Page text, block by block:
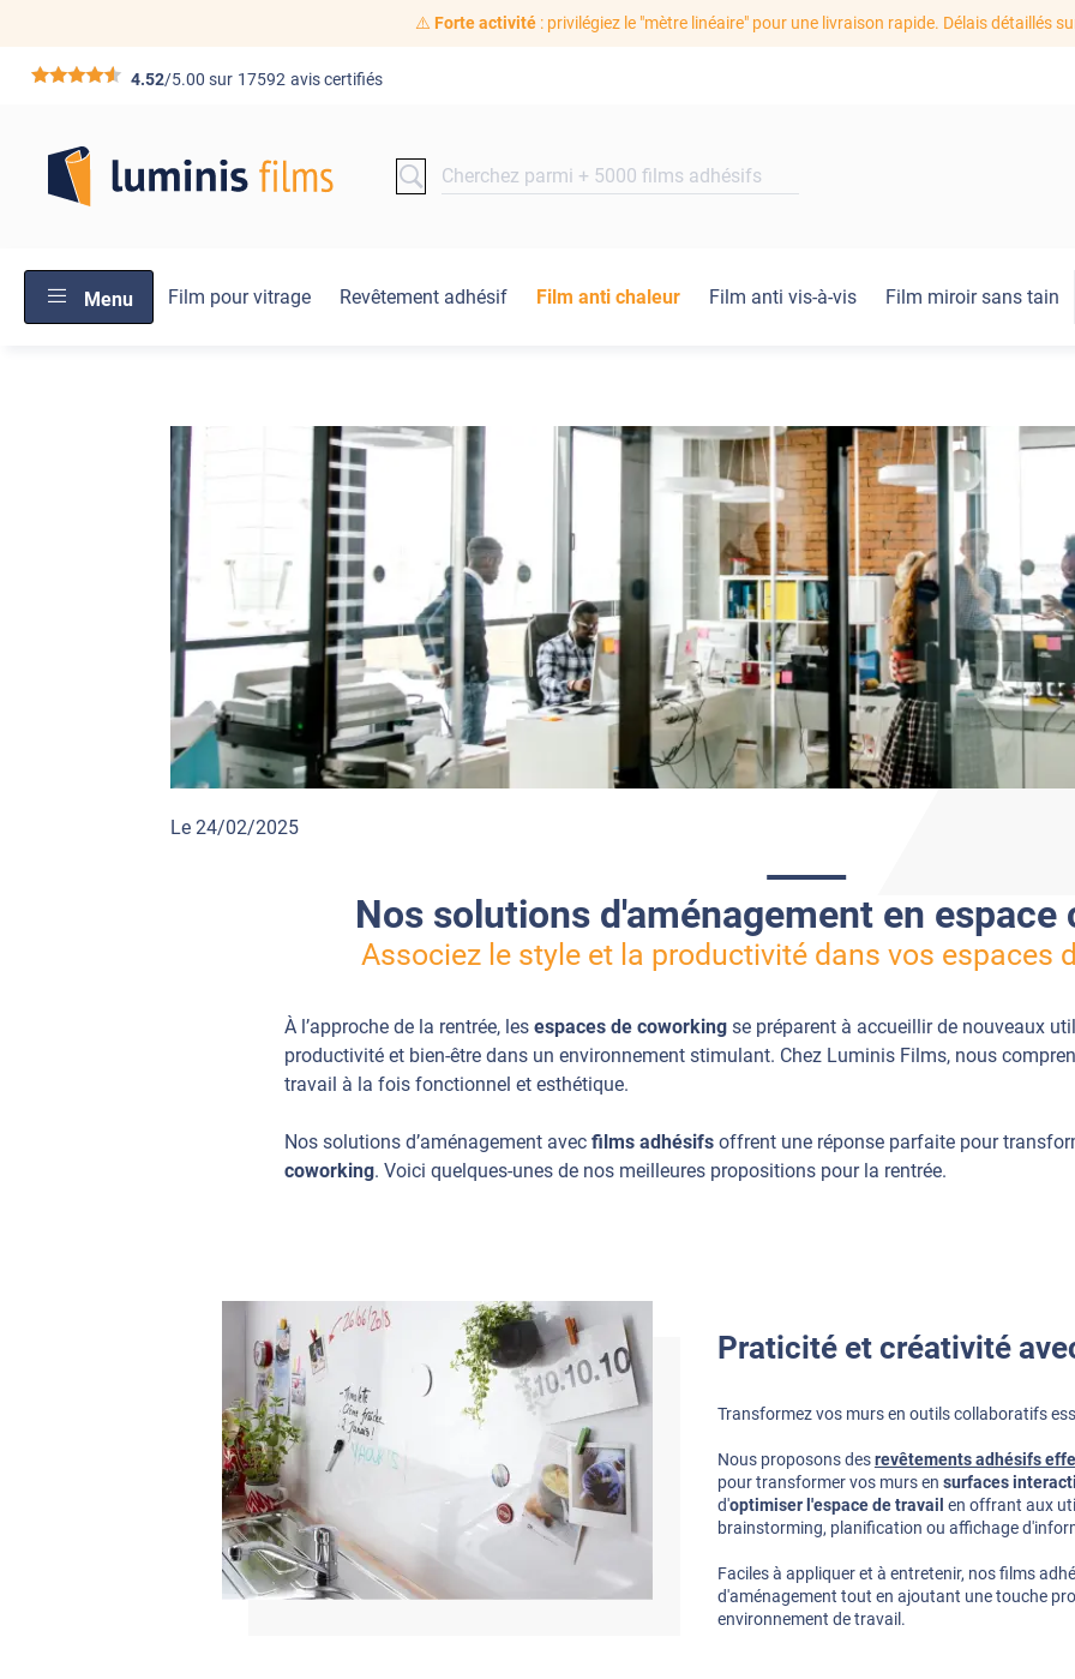
⚠️ Forte activité: privilégiez le "mètre linéaire" pour une livraison rapide. Délais détaillés
*****4.52/5.00 sur 17592 avis certifiés
Menu Film pour vitrage Revêtement adhésif Film anti chaleur Film anti vis-à-vis Film miroir sans tain
Le 24/02/2025
Nos solutions d'aménagement en espace
Associez le style et la productivité dans vos espaces
À l’approche de la rentrée, les espaces de coworking se préparent à accueillir de nouveaux
productivité et bien-être dans un environnement stimulant. Chez Luminis Films, nous
travail à la fois fonctionnel et esthétique.
Nos solutions d’aménagement avec films adhésifs offrent une réponse parfaite pour
coworking. Voici quelques-unes de nos meilleures propositions pour la rentrée.
Praticité et créativité
Transformez vos murs en outils collaboratifs
Nous proposons desrevêtements adhésifs
pour transformer vos murs en surfaces
d'optimiser l'espace de travail en offrant aux
brainstorming, planification ou affichage
Faciles à appliquer et à entretenir, nos films
d'aménagement tout en ajoutant une touche
environnement de travail.